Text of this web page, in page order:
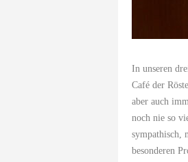
In unseren
Café der
aber auch
noch nie so
sympathisch,
besonderen